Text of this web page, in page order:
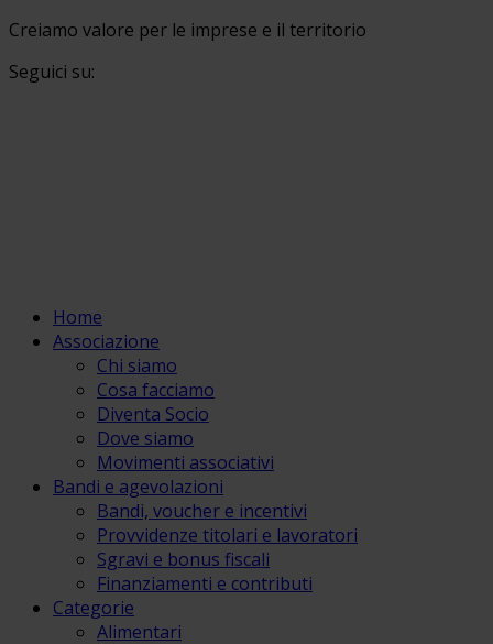
Creiamo valore per le imprese e il territorio
Seguici su:
Home
Associazione
Chi siamo
Cosa facciamo
Diventa Socio
Dove siamo
Movimenti associativi
Bandi e agevolazioni
Bandi, voucher e incentivi
Provvidenze titolari e lavoratori
Sgravi e bonus fiscali
Finanziamenti e contributi
Categorie
Alimentari